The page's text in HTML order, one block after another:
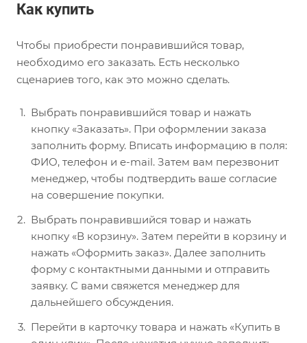
Как купить
Чтобы приобрести понравившийся товар,
необходимо его заказать. Есть несколько
сценариев того, как это можно сделать.
Выбрать понравившийся товар и нажать
кнопку «Заказать». При оформлении заказа
заполнить форму. Вписать информацию в поля:
ФИО, телефон и e-mail. Затем вам перезвонит
менеджер, чтобы подтвердить ваше согласие
на совершение покупки.
Выбрать понравившийся товар и нажать
кнопку «В корзину». Затем перейти в корзину и
нажать «Оформить заказ». Далее заполнить
форму с контактными данными и отправить
заявку. С вами свяжется менеджер для
дальнейшего обсуждения.
Перейти в карточку товара и нажать «Купить в